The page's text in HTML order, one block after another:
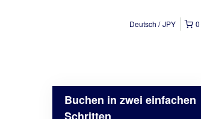
0
Deutsch JPY
Buchen in zwei einfachen